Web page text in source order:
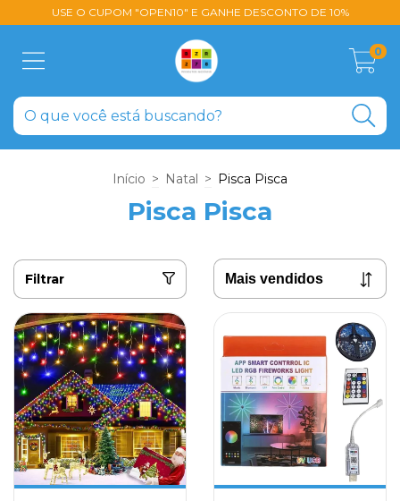
USE O CUPOM "OPEN10" E GANHE DESCONTO DE 10%
0
Início > Natal > Pisca Pisca
Pisca Pisca
Filtrar